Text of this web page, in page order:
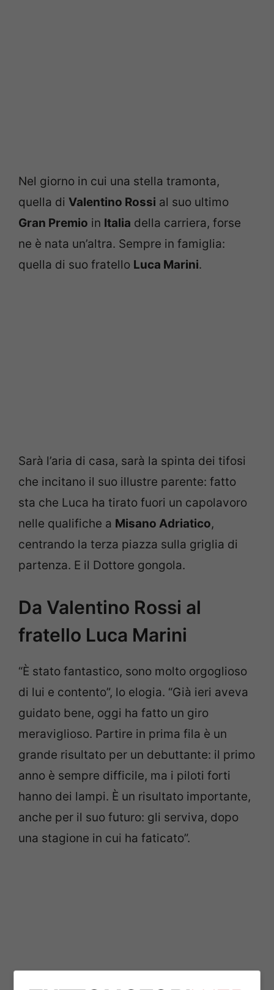
Nel giorno in cui una stella tramonta,
quella di Valentino Rossi al suo ultimo
Gran Premio in Italia della carriera, forse
ne è nata un’altra. Sempre in famiglia:
quella di suo fratello Luca Marini.
Sarà l’aria di casa, sarà la spinta dei tifosi
che incitano il suo illustre parente: fatto
sta che Luca ha tirato fuori un capolavoro
nelle qualifiche a Misano Adriatico,
centrando la terza piazza sulla griglia di
partenza. E il Dottore gongola.
Da Valentino Rossi al
fratello Luca Marini
“È stato fantastico, sono molto orgoglioso
di lui e contento”, lo elogia. “Già ieri aveva
guidato bene, oggi ha fatto un giro
meraviglioso. Partire in prima fila è un
grande risultato per un debuttante: il primo
anno è sempre difficile, ma i piloti forti
hanno dei lampi. È un risultato importante,
anche per il suo futuro: gli serviva, dopo
una stagione in cui ha faticato”.